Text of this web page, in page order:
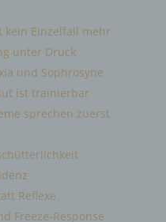
kein Einzelfall mehr
unter Druck
und Sophrosyne
ist trainierbar
sprechen zuerst
Reflexe
Freeze-Response